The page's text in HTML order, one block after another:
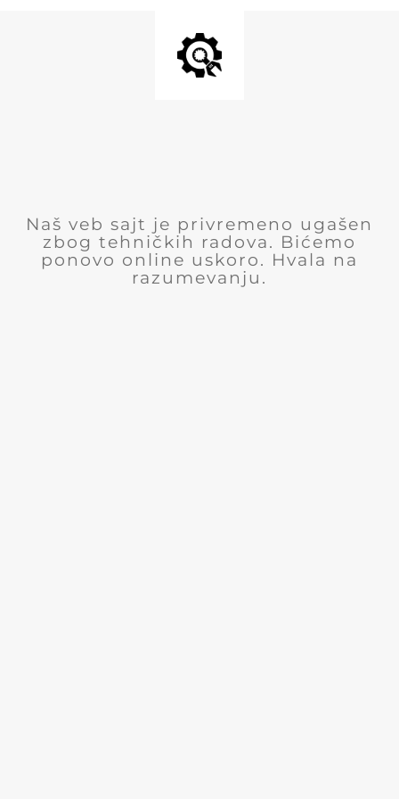
Naš veb sajt je privremeno ugašen
zbog tehničkih radova. Bićemo
ponovo online uskoro. Hvala na
razumevanju.